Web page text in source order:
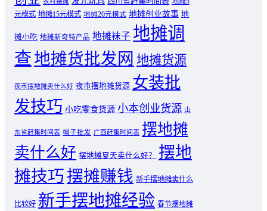
农村摆摊
元模式 地摊15元模式 地摊20元模式 地摊创业故事 地
摊小吃 地摊新奇特产品 地摊袜子 地摊调
查地摊货批发网 地摊货源
夜市摆地摊卖什么好 夜市摆地摊货源 女装批
发技巧 小吃零食货源 小本创业货源 山
东省赶集时间表 帽子批发 广西赶集时间表 摆地摊
卖什么好 摆地摊夏天卖什么好？
摆地
摊技巧 摆摊赚钱 新手摆地摊卖什么
比较好 新手摆地摊经验 春节摆地摊